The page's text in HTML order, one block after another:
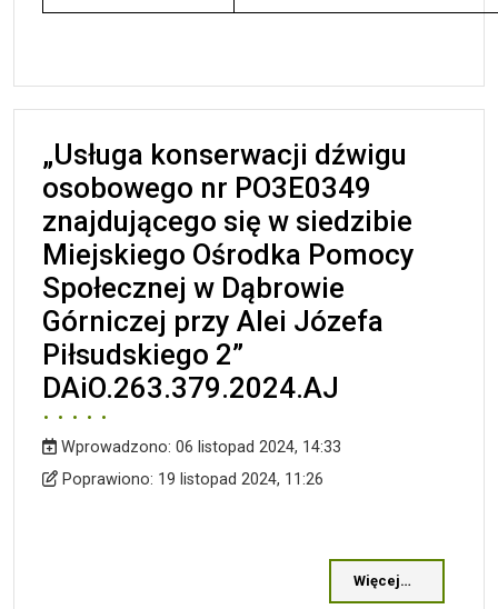
„Usługa konserwacji dźwigu
osobowego nr PO3E0349
znajdującego się w siedzibie
Miejskiego Ośrodka Pomocy
Społecznej w Dąbrowie
Górniczej przy Alei Józefa
Piłsudskiego 2”
DAiO.263.379.2024.AJ
Wprowadzono
Wprowadzono: 06 listopad 2024, 14:33
Poprawiono
Poprawiono: 19 listopad 2024, 11:26
Więcej…